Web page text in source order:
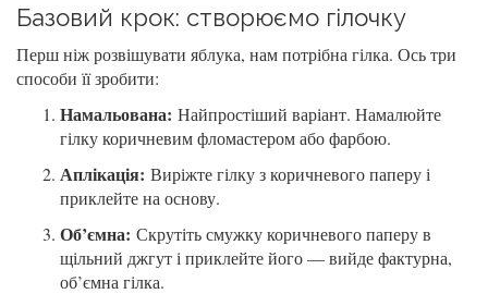
Базовий крок: створюємо гілочку
Перш ніж розвішувати яблука, нам потрібна гілка. Ось три
способи її зробити:
Намальована: Найпростіший варіант. Намалюйте
гілку коричневим фломастером або фарбою.
Аплікація: Виріжте гілку з коричневого паперу і
приклейте на основу.
Об’ємна: Скрутіть смужку коричневого паперу в
щільний джгут і приклейте його — вийде фактурна,
об’ємна гілка.